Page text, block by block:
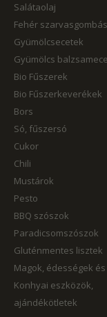
Salátaolaj
Fehér
Gyümölcsecetek
Gyümölcs
Bio Fűszerek
Bio Fűszerkeverékek
Bors
Só, fűszersó
Cukor
Chili
Mustárok
Pesto
BBQ szószok
Paradicsomszószok
Gluténmentes lisztek
Magok, édességek
Konhyai eszközök,
ajándékötletek